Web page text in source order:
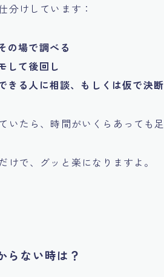
分けしています：
場で調べる
して後回し
る人に相談、もしくは仮で決
いたら、時間がいくらあっても足
で、グッと楽になりますよ。
らない時は？